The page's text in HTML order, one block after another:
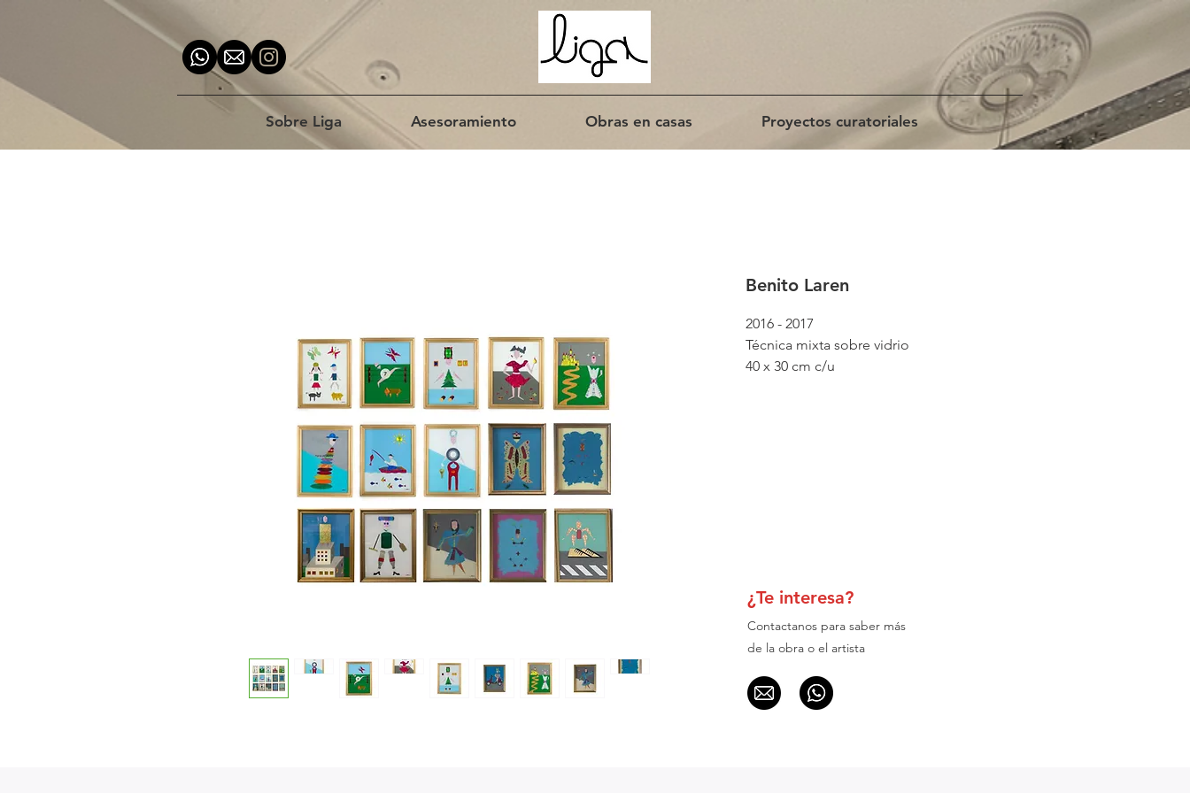
Sobre Liga Asesoramiento Obras en casas Proyectos curatoriales
Benito Laren
2016 - 2017
Técnica mixta sobre vidrio
40 x 30 cm c/u
¿Te interesa?
Contactanos para saber más
de la obra o el artista